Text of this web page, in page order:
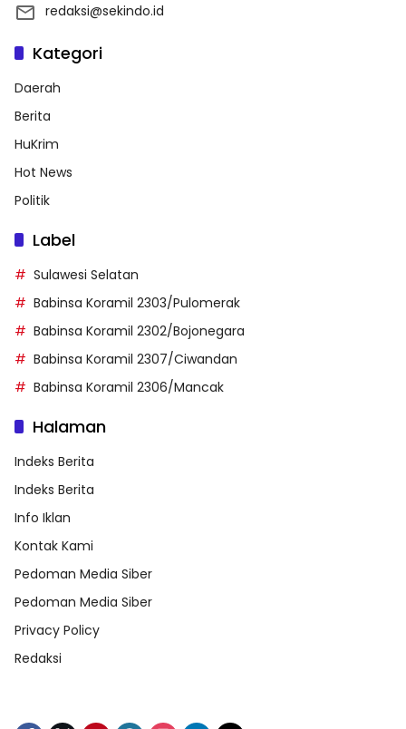
redaksi@sekindo.id
Kategori
Daerah
Berita
HuKrim
Hot News
Politik
Label
Sulawesi Selatan
Babinsa Koramil 2303/Pulomerak
Babinsa Koramil 2302/Bojonegara
Babinsa Koramil 2307/Ciwandan
Babinsa Koramil 2306/Mancak
Halaman
Indeks Berita
Indeks Berita
Info Iklan
Kontak Kami
Pedoman Media Siber
Pedoman Media Siber
Privacy Policy
Redaksi